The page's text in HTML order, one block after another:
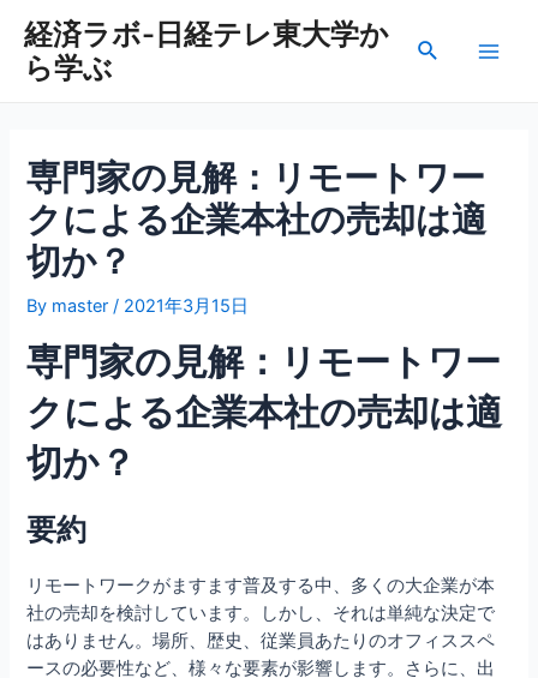
経済ラボ-日経テレ東大学か
ら学ぶ
検
専門家の見解：リモートワー
クによる企業本社の売却は適
切か？
By master / 2021年3月15日
専門家の見解：リモートワー
クによる企業本社の売却は適
切か？
要約
リモートワークがますます普及する中、多くの大企業が本
社の売却を検討しています。しかし、それは単純な決定で
はありません。場所、歴史、従業員あたりのオフィススペ
ースの必要性など、様々な要素が影響します。さらに、出